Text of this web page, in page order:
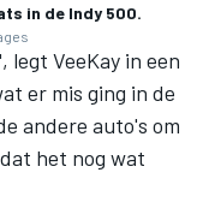
in de Indy 500.
legt VeeKay in een
er mis ging in de
andere auto's om
het nog wat